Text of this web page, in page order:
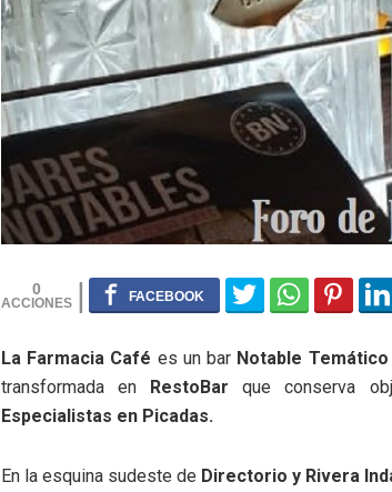
0
La Farmacia Café es un bar Notable
transformada en RestoBar que conserva
Especialistas en Picadas.
En la esquina sudeste de Directorio y Rivera